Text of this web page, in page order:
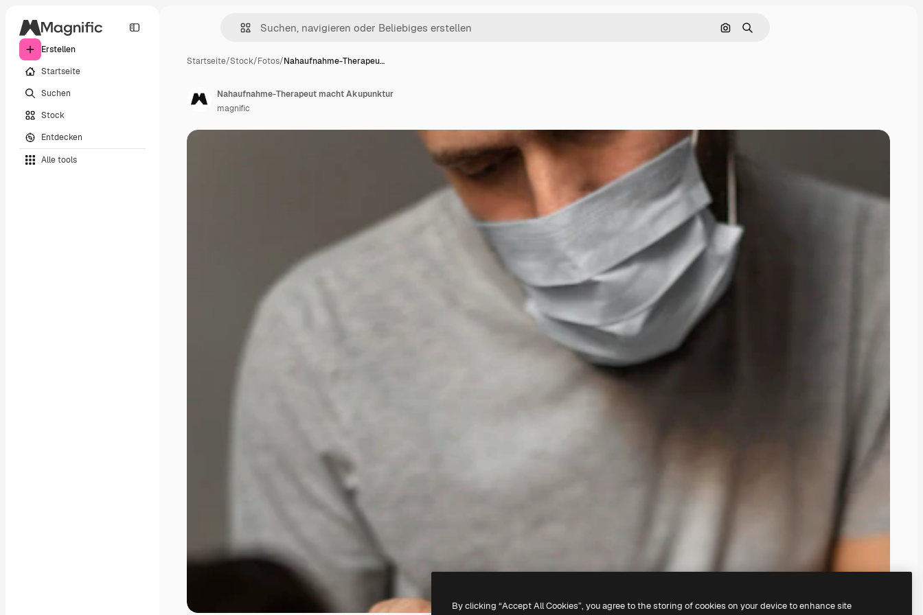
Erstellen
Startseite
Suchen
Stock
Entdecken
Alle tools
Nach Bild suchen
Suchen
Startseite/Stock/Fotos/Nahaufnahme-Therapeu…
Nahaufnahme-Therapeut macht Akupunktur
magnific
By clicking “Accept All Cookies”, you agree to the storing of cookies on your device to enhance site